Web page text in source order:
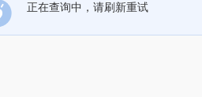
正在查询中，请刷新重试